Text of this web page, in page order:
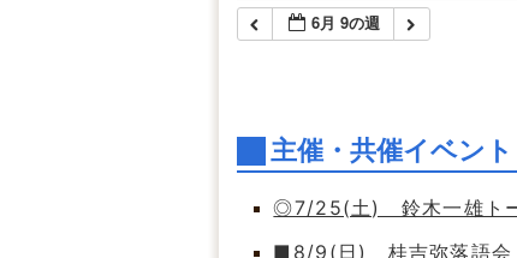
6月 9の週
主催・共催イベント
◎7/25(土) 鈴木一雄トー
■8/9(日) 桂吉弥落語会